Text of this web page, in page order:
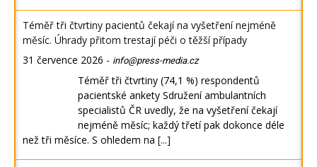
Téměř tři čtvrtiny pacientů čekají na vyšetření nejméně
měsíc. Úhrady přitom trestají péči o těžší případy
31 července 2026 - info@press-media.cz
Téměř tři čtvrtiny (74,1 %) respondentů
pacientské ankety Sdružení ambulantních
specialistů ČR uvedly, že na vyšetření čekají
nejméně měsíc; každý třetí pak dokonce déle
než tři měsíce. S ohledem na [...]